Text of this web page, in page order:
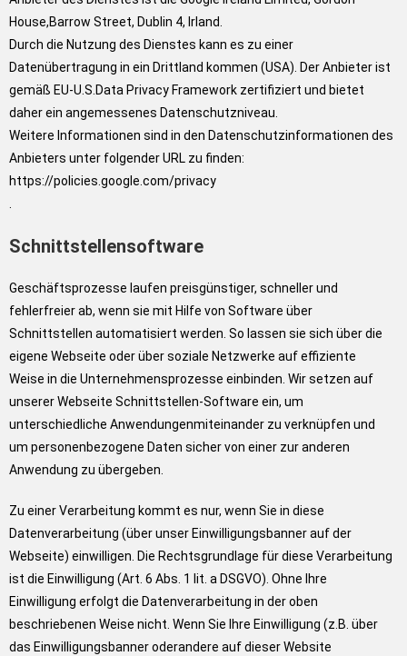
House,Barrow Street, Dublin 4, Irland.
Durch die Nutzung des Dienstes kann es zu einer
Datenübertragung in ein Drittland kommen (USA). Der Anbieter ist
gemäß EU-U.S.Data Privacy Framework zertifiziert und bietet
daher ein angemessenes Datenschutzniveau.
Weitere Informationen sind in den Datenschutzinformationen des
Anbieters unter folgender URL zu finden:
https://policies.google.com/privacy
Schnittstellensoftware
Geschäftsprozesse laufen preisgünstiger, schneller und
fehlerfreier ab, wenn sie mit Hilfe von Software über
Schnittstellen automatisiert werden. So lassen sie sich über die
eigene Webseite oder über soziale Netzwerke auf effiziente
Weise in die Unternehmensprozesse einbinden. Wir setzen auf
unserer Webseite Schnittstellen-Software ein, um
unterschiedliche Anwendungenmiteinander zu verknüpfen und
um personenbezogene Daten sicher von einer zur anderen
Anwendung zu übergeben.
Zu einer Verarbeitung kommt es nur, wenn Sie in diese
Datenverarbeitung (über unser Einwilligungsbanner auf der
Webseite) einwilligen. Die Rechtsgrundlage für diese Verarbeitung
ist die Einwilligung (Art. 6 Abs. 1 lit. a DSGVO). Ohne Ihre
Einwilligung erfolgt die Datenverarbeitung in der oben
beschriebenen Weise nicht. Wenn Sie Ihre Einwilligung (z.B. über
das Einwilligungsbanner oderandere auf dieser Website